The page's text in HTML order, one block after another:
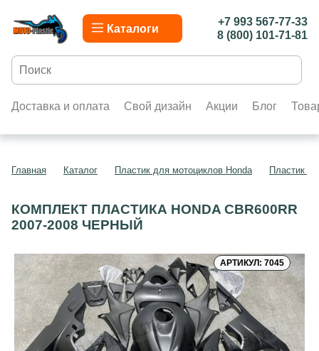
Каталоги
+7 993 567-77-33
8 (800) 101-71-81
Доставка и оплата Свой дизайн Акции Блог
Главная Каталог Пластик для мотоциклов Honda Пластик
КОМПЛЕКТ ПЛАСТИКА HONDA CBR600RR
2007-2008 ЧЕРНЫЙ
АРТИКУЛ: 7045